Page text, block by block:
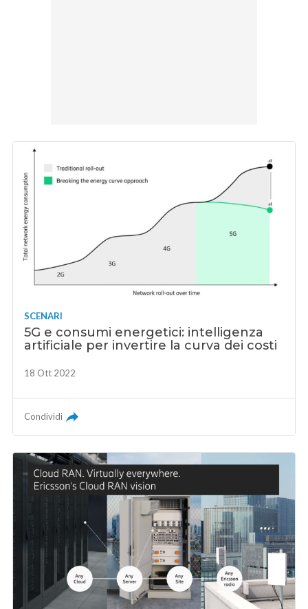
SCENARI
5G e consumi energetici: intelligenza
artificiale per invertire la curva dei costi
18 Ott 2022
Condividi